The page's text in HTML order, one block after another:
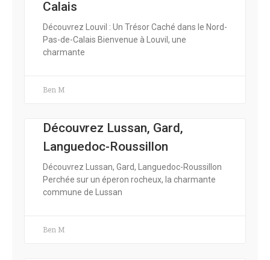
Calais
Découvrez Louvil : Un Trésor Caché dans le Nord-
Pas-de-Calais Bienvenue à Louvil, une
charmante
Ben M
Découvrez Lussan, Gard,
Languedoc-Roussillon
Découvrez Lussan, Gard, Languedoc-Roussillon
Perchée sur un éperon rocheux, la charmante
commune de Lussan
Ben M